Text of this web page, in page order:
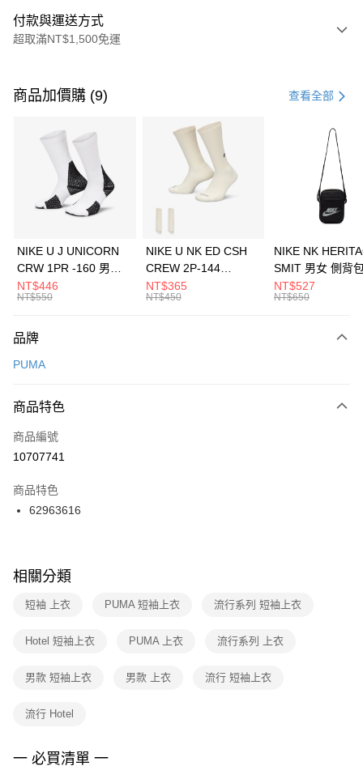
付款與運送方式
超取滿NT$1,500免運
信用卡一次付款
3 期 0 利率 每期 21家銀行
合作金庫商業銀行
第一商業銀行
華南商業銀行
彰化商業銀行
上海商業儲蓄銀行
元大商業銀行
台灣樂天信用卡公司
Apple Pay
全盈+PAY
AFTEE先享後付
【關於「AFTEE先享後付」】
便利好安心！
３．安心：先確認商品／服務後，再付款。
【「AFTEE先享後付」結帳流程】
１．於結帳方式選擇「AFTEE先享後付」後，將跳轉至「AFTEE先享後付」
２．訂單成立數日內，您將收到繳費通知簡訊。
３．收到繳費通知簡訊後14天內，點擊此簡訊中的連結，可透過四大超商／
ATM／網路銀行／等多元方式進行付款，方視為交易完成。
※ 交易是否成功請以「AFTEE先享後付 」之結帳頁面顯示為準，若有關於
是否繳費成功／繳費後需取消欲退款等相關疑問，請聯繫「AFTEE先享後付
客戶支援中心」
https://netprotections.freshdesk.com/support/home
１．透過由恩沛科技股份有限公司提供之「AFTEE先享後付」服務完成之交
權轉讓予恩沛科技股份有限公司。
３．未成年的使用者請事先徵得法定代理人或監護人之同意方可使用
４．使用「AFTEE先享後付」時，將依據個別帳號之用戶狀況，依本公司即
運送方式
每筆NT$100，滿NT$1,500(含以上)免運費
宅配
每筆NT$100，滿NT$1,500(含以上)免運費
商品加價購 (9) 查看全部
NIKE U J UNICORN
CRW 1PR -160 男女
中統襪 FZ3393100
NT$446
NT$550
NIKE U NK ED CSH
CREW 2P-144
EMBRDY 男女 短統襪
FZ3073133
NT$365
NT$450
NIKE NK
SMIT 男女 側背
BA5871010
NT$527
NT$650
品牌
PUMA
商品特色
商品編號
10707741
商品特色
62963616
相關分類
短袖 上衣 PUMA 短袖上衣 流行系列 短袖上衣
Hotel 短袖上衣 PUMA 上衣 流行系列 上衣
男款 短袖上衣 男款 上衣 流行 短袖上衣
流行 Hotel
一 必買清單 一